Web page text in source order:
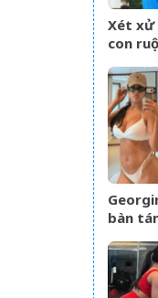
Xét xử
con
bàn
động
đồng